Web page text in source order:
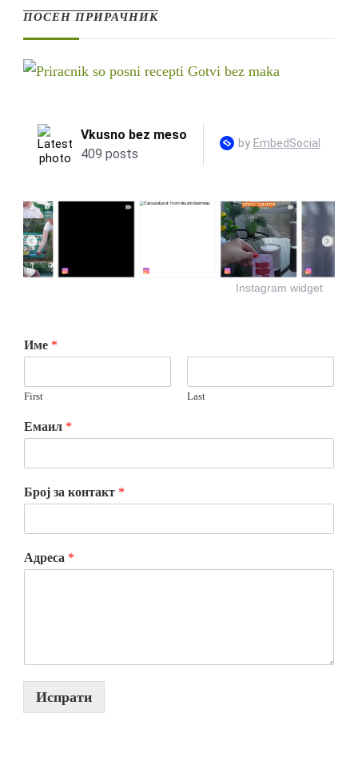
ПОСЕН ПРИРАЧНИК
Instagram widget
Име *
First Last
Емаил *
Број за контакт *
Адреса *
Испрати